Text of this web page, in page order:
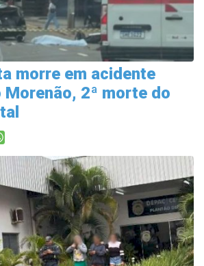
morre em acidente
Morenão, 2ª morte do